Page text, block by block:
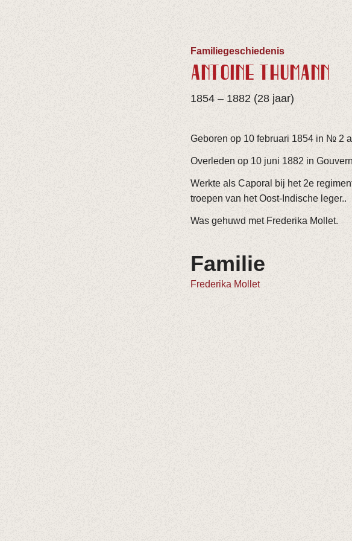
Familiegeschiedenis
ANTOINE THUMANN
1854 – 1882 (28 jaar)
Geboren op 10 februari 1854 in № 2
Overleden op 10 juni 1882 in
Werkte als Caporal bij het 2e
troepen van het Oost-Indische leger..
Was gehuwd met Frederika Mollet.
Familie
Frederika Mollet